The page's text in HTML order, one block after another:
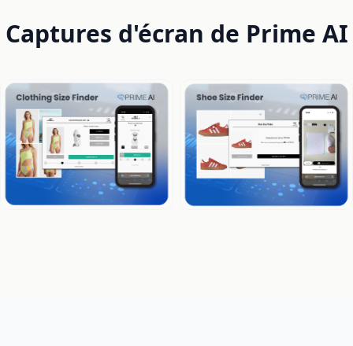
Captures d'écran de Prime AI